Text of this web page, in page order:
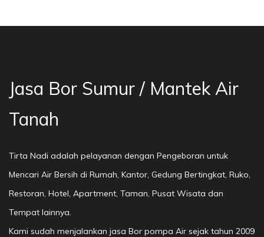
Jasa Bor Sumur / Mantek Air
Tanah
Tirta Nadi adalah pelayanan dengan Pengeboran untuk
Mencari Air Bersih di Rumah, Kantor, Gedung Bertingkat, Ruko,
Restoran, Hotel, Apartment, Taman, Pusat Wisata dan
Tempat lainnya.
Kami sudah menjalankan jasa Bor pompa Air sejak tahun 2009